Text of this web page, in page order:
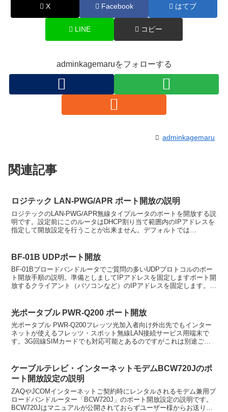
X Facebook はてブ
LINE コピー
adminkagemaruをフォローする
adminkagemaru
関連記事
ロジテック LAN-PWG/APR ポート開放の説明
ロジテックのLAN-PWG/APR無線タイプルータのポートを開放する説
明です。設定前にこのルータはDHCP割り当て範囲内のIPアドレスを
指定して開放設定を行うことが出来ません。デフォルトでは
BF-01B UDPポート開放
BF-01Bブロードバンドルータでご質問の多いUDPプロトコルのポー
ト開放手順の説明。準備としましてIPアドレスを固定しますポート開
放するクライアント（パソコンなど）のIPアドレスを固定します。
光ポータブル PWR-Q200 ポート開放
光ポータブル PWR-Q200フレッツ光加入者向け外出先でもインター
ネットが使えるフレッツ・スポット無線LAN接続サービス用端末で
す。3G回線SIMカードでも対応可能とあるのですがこれは別途ご契
ケーブルテレビ・インターネットモデムBCW720Jのポ
ート開放設定の説明
ZAQやJCOMインターネットご契約時にレンタルされるモデム兼用ブ
ロードバンドルーター「BCW720J」のポート開放設定の説明です。
BCW720Jはマニュアルが公開されておらずユーザー様からお送り頂